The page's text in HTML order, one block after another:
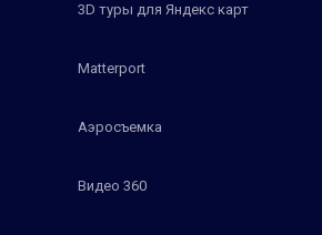
3D туры для Яндекс карт
Matterport
Аэросъемка
Видео 360